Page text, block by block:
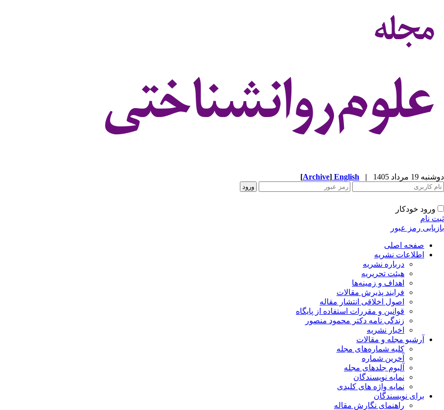
دوشنبه 19 مرداد 1405 |
English
[Archive]
ورود خودکار
ثبت نام
بازیابی رمز عبور
صفحه اصلی
اطلاعات نشریه
درباره نشریه
هیئت تحریریه
اهداف و زمینه‌ها
فرایند پذیرش مقالات
اصول اخلاقی انتشار مقاله
قوانین و مقررات استفاده از پایگاه
زندگی نامه دکتر محمود منصور
اخبار نشریه
آرشیو مجله و مقالات
کلیه شماره‌های مجله
آخرین شماره
آلبوم جلدهای مجله
نمایه نویسندگان
نمایه واژه های کلیدی
برای نویسندگان
راهنمای نگارش مقاله